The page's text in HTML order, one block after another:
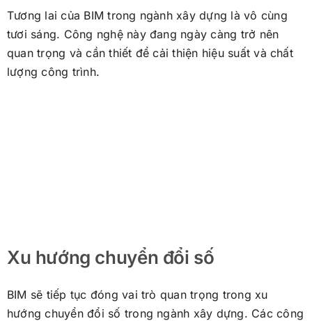
Tương lai của BIM trong ngành xây dựng là vô cùng
tươi sáng. Công nghệ này đang ngày càng trở nên
quan trọng và cần thiết để cải thiện hiệu suất và chất
lượng công trình.
Xu hướng chuyển đổi số
BIM sẽ tiếp tục đóng vai trò quan trọng trong xu
hướng chuyển đổi số trong ngành xây dựng. Các công